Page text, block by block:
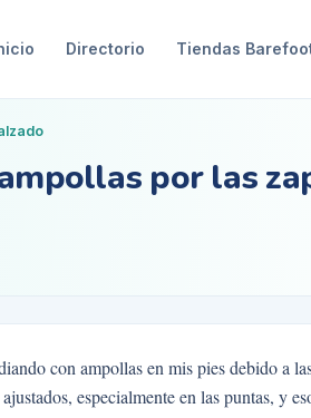
Directorio Tiendas
por las
con ampollas en mis pies debido a
especialmente en las puntas, y